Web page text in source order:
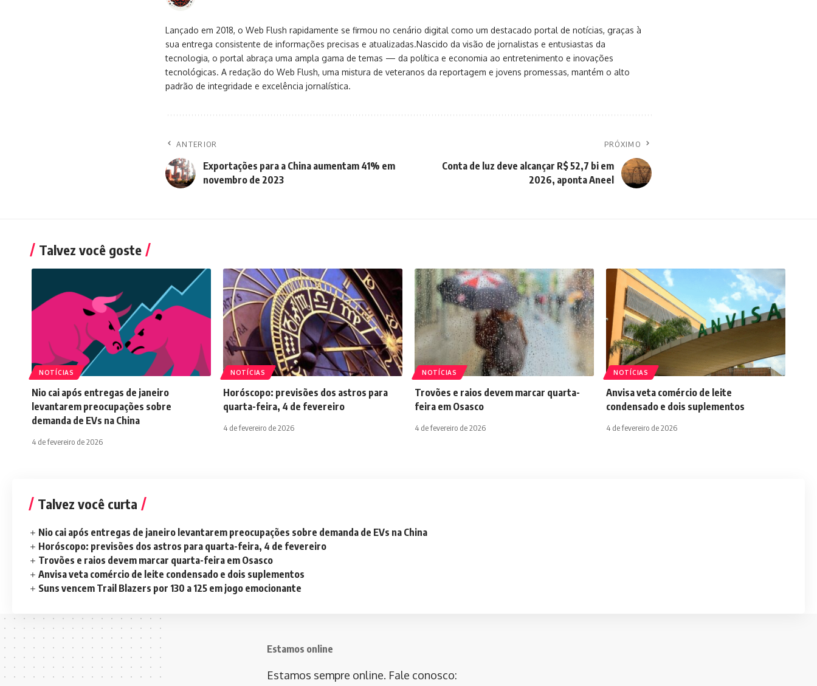
Lançado em 2018, o Web Flush rapidamente se firmou no cenário digital como um destacado portal de notícias, graças à
sua entrega consistente de informações precisas e atualizadas.Nascido da visão de jornalistas e entusiastas da
tecnologia, o portal abraça uma ampla gama de temas — da política e economia ao entretenimento e inovações
tecnológicas. A redação do Web Flush, uma mistura de veteranos da reportagem e jovens promessas, mantém o alto
padrão de integridade e excelência jornalística.
ANTERIOR
Exportações para a China aumentam 41% em
novembro de 2023
PRÓXIMO
Conta de luz deve alcançar R$ 52,7 bi em
2026, aponta Aneel
Talvez você goste
NOTÍCIAS
Nio cai após entregas de janeiro
levantarem preocupações sobre
demanda de EVs na China
4 de fevereiro de 2026
NOTÍCIAS
Horóscopo: previsões dos astros para
quarta-feira, 4 de fevereiro
4 de fevereiro de 2026
NOTÍCIAS
Trovões e raios devem marcar quarta-
feira em Osasco
4 de fevereiro de 2026
NOTÍCIAS
Anvisa veta comércio de leite
condensado e dois suplementos
4 de fevereiro de 2026
Talvez você curta
Nio cai após entregas de janeiro levantarem preocupações sobre demanda de EVs na China
Horóscopo: previsões dos astros para quarta-feira, 4 de fevereiro
Trovões e raios devem marcar quarta-feira em Osasco
Anvisa veta comércio de leite condensado e dois suplementos
Suns vencem Trail Blazers por 130 a 125 em jogo emocionante
Estamos online
Estamos sempre online. Fale conosco: